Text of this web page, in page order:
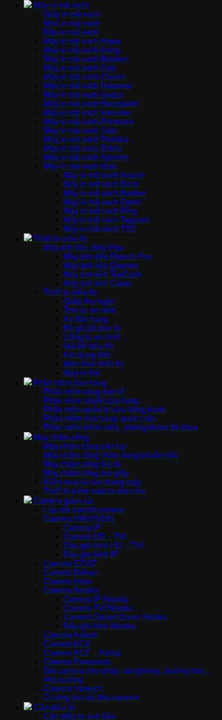
Máy in mã vạch
Giấy in mã vạch
Mực in mã vạch
Đầu in mã vạch
Máy in mã vạch Argox
Máy in mã vạch Avery
Máy in mã vạch Bixolon
Máy in mã vạch Cab
Máy in mã vạch Citizen
Máy in mã vạch Datamax
Máy in mã vạch Godex
Máy in mã vạch Honeywell
Máy in mã vạch Intermec
Máy in mã vạch Printronix
Máy in mã vạch Sato
Máy in mã vạch Toshiba
Máy in mã vạch Zebra
Máy in mã vạch Xprinter
Máy in mã vạch khác
Máy in mã vạch Antech
Máy in mã vạch Birch
Máy in mã vạch Brother
Máy in mã vạch Dymo
Máy in mã vạch Ring
Máy in mã vạch Topcash
Máy in mã vạch TSC
Thiết bị siêu thị
Máy tính tiền, Máy Pos
Máy tính tiền Flytech Pos
Máy tính tiền Quorion
Máy tính tiền TopCash
Máy tính tiền Casio
Thiết bị siêu thị
Quầy thu ngân
Tem từ an ninh
Xe đẩy hàng
Bộ gỡ,bộ khử từ
Cổng từ an ninh
Giá kệ siêu thị
Két đựng tiền
Màn hình hiển thị
Máy in thẻ
Phần mềm bán hàng
Phần mềm shop bán lẻ
Phần mềm chuỗi cửa hàng
Phần mềm quản lý cửa hàng thuốc
Phần mềm nhà hàng, quán cafe
Phần mềm bệnh viện , phòng khám đa khoa
Máy chấm công
Máy chấm công vân tay
Máy chấm công nhận dạng khuôn mặt
Máy chấm công thẻ từ
Máy chấm công thẻ giấy
Kiểm soát ra vào thang máy
Thiết bị kiểm soát ra vào cửa
Camera giám sát
Lắp đặt trọn bộ camera
Camera HIKVISION
Camera IP
Camera HD – TVI
Đầu ghi hình HD – TVI
Đầu ghi hình IP
Camera EZVIZ
Camera Dahua
Camera Imou
Camera Nisoka
Camera IP Nisoka
Camera TVI Nisoka
Camera Speed Dome Nisoka
Đầu ghi hình Nisoka
Camera Avtech
Camera KCA
Camera KCE – Korea
Camera Panasonic
Gói camera cho shop, văn phòng , trường học ,
nhà xưởng
Camera Vantech
Ổ cứng lưu dữ liệu camera
Cân điện tử
Cân điện tử tính tiền